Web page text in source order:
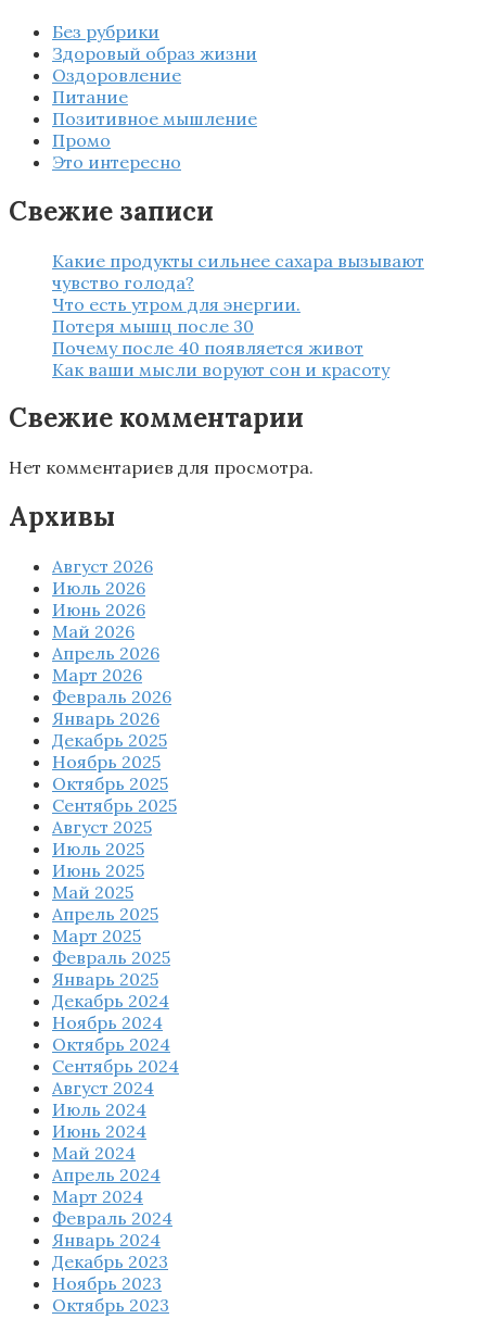
Без рубрики
Здоровый образ жизни
Оздоровление
Питание
Позитивное мышление
Промо
Это интересно
Свежие записи
Какие продукты сильнее сахара вызывают
чувство голода?
Что есть утром для энергии.
Потеря мышц после 30
Почему после 40 появляется живот
Как ваши мысли воруют сон и красоту
Свежие комментарии
Нет комментариев для просмотра.
Архивы
Август 2026
Июль 2026
Июнь 2026
Май 2026
Апрель 2026
Март 2026
Февраль 2026
Январь 2026
Декабрь 2025
Ноябрь 2025
Октябрь 2025
Сентябрь 2025
Август 2025
Июль 2025
Июнь 2025
Май 2025
Апрель 2025
Март 2025
Февраль 2025
Январь 2025
Декабрь 2024
Ноябрь 2024
Октябрь 2024
Сентябрь 2024
Август 2024
Июль 2024
Июнь 2024
Май 2024
Апрель 2024
Март 2024
Февраль 2024
Январь 2024
Декабрь 2023
Ноябрь 2023
Октябрь 2023